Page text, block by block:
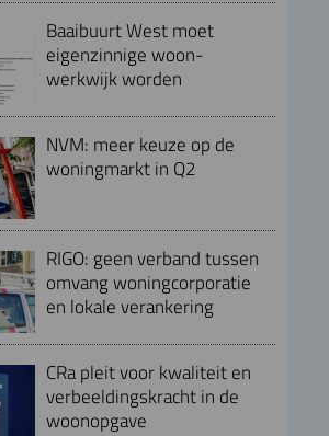
Baaibuurt West moet
eigenzinnige woon-
werkwijk worden
NVM: meer keuze op de
woningmarkt in Q2
RIGO: geen verband tussen
omvang woningcorporatie
en lokale verankering
CRa pleit voor kwaliteit en
verbeeldingskracht in de
woonopgave